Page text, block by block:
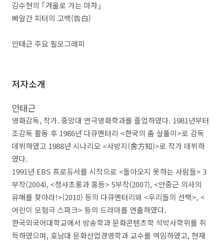
김수현의 ｢겨울로 가는 마차｣
빠알간 피터의 고백(告白)
안태근 주요 필모그래피
저자소개
안태근
영화감독,작가. 중앙대 연극영화학과를 졸업하였다. 1981년부터
조감독 활동 후 1986년 다큐멘터리 <한국의 춤 살풀이>로 감독
데뷔하였고 1988년 시나리오 <사방지(舍方知)>로 작가 데뷔하
였다.
1991년 EBS 프로듀서를 시작으로 <돌아오지 못하는 사람들> 3
부작(2004), <청사초롱과 홍등> 5부작(2007), <안중근 의사의
유해를 찾아라!>(2010) 등의 다큐멘터리와 <우리들의 선택>, <
어린이 모험극 스파크> 등의 드라마를 연출하였다.
한국외국어대학교에서 방송학과 문화콘텐츠학 석박사학위를 취
득하였으며, 호남대 문화산업경영학과 교수를 역임하였고,현재